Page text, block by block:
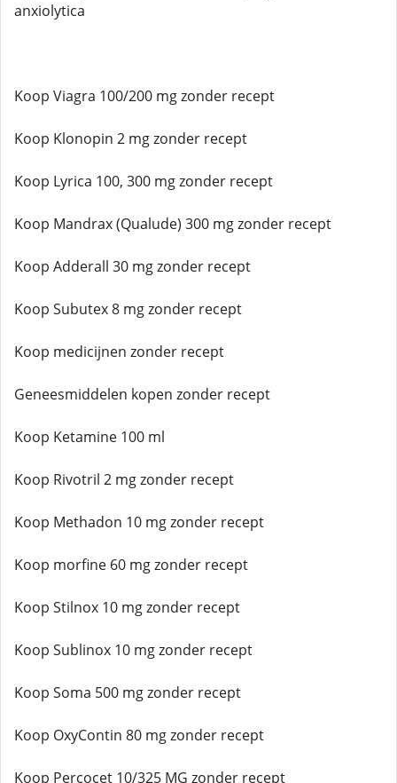
anxiolytica
Koop Viagra 100/200 mg zonder recept
Koop Klonopin 2 mg zonder recept
Koop Lyrica 100, 300 mg zonder recept
Koop Mandrax (Qualude) 300 mg zonder recept
Koop Adderall 30 mg zonder recept
Koop Subutex 8 mg zonder recept
Koop medicijnen zonder recept
Geneesmiddelen kopen zonder recept
Koop Ketamine 100 ml
Koop Rivotril 2 mg zonder recept
Koop Methadon 10 mg zonder recept
Koop morfine 60 mg zonder recept
Koop Stilnox 10 mg zonder recept
Koop Sublinox 10 mg zonder recept
Koop Soma 500 mg zonder recept
Koop OxyContin 80 mg zonder recept
Koop Percocet 10/325 MG zonder recept